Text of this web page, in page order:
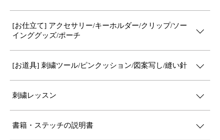
[お仕立て] アクセサリー/キーホルダー/クリップ/ソー
インググッズ/ポーチ
[お道具] 刺繍ツール/ピンクッション/図案写し/縫い針
刺繍レッスン
書籍・ステッチの説明書